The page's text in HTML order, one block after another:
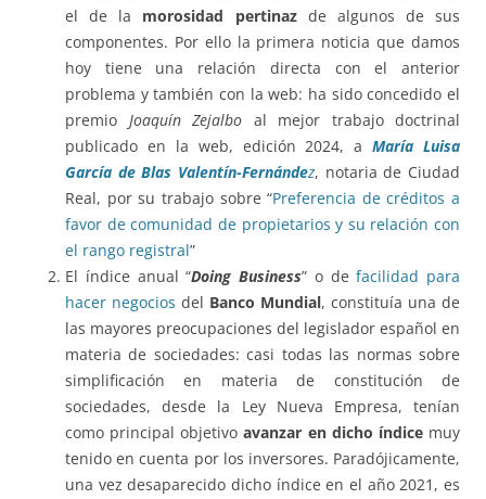
el de la morosidad pertinazde algunos de sus
componentes. Por ello la primera noticia que damos
hoy tiene una relación directa con el anterior
problema y también con la web: ha sido concedido el
premio Joaquín Zejalbo al mejor trabajo doctrinal
publicado en la web, edición 2024, aMaría Luisa
García de Blas Valentín-Fernández, notaria de Ciudad
Real, por su trabajo sobre “Preferencia de créditos a
favor de comunidad de propietarios y su relación con
el rango registral”
El índice anual “Doing Business” o defacilidad para
hacer negocios del Banco Mundial, constituía una de
las mayores preocupaciones del legislador español en
materia de sociedades: casi todas las normas sobre
simplificación en materia de constitución de
sociedades, desde la Ley Nueva Empresa, tenían
como principal objetivoavanzar en dicho índicemuy
tenido en cuenta por los inversores. Paradójicamente,
una vez desaparecido dicho índice en el año 2021, es